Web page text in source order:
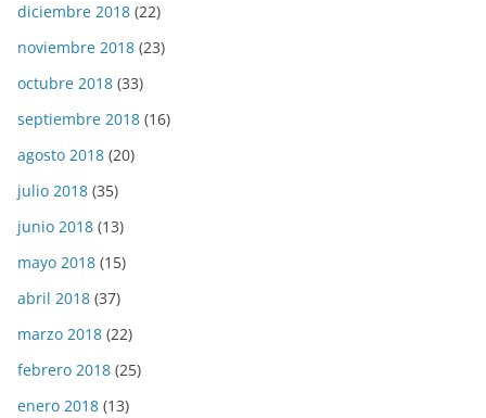
diciembre 2018 (22)
noviembre 2018 (23)
octubre 2018 (33)
septiembre 2018 (16)
agosto 2018 (20)
julio 2018 (35)
junio 2018 (13)
mayo 2018 (15)
abril 2018 (37)
marzo 2018 (22)
febrero 2018 (25)
enero 2018 (13)